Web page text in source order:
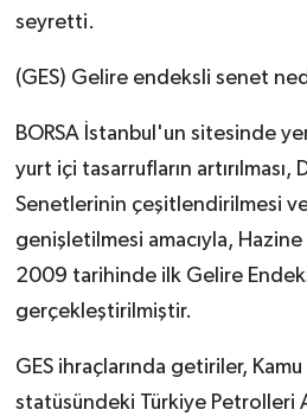
seyretti.
(GES) Gelire endeksli senet
BORSA İstanbul'un sitesinde
yurt içi tasarrufların
Senetlerinin çeşitlendirilmesi ve
genişletilmesi amacıyla,
2009 tarihinde ilk Gelire
gerçekleştirilmiştir.
GES ihraçlarında getiriler,
statüsündeki Türkiye Petrolleri